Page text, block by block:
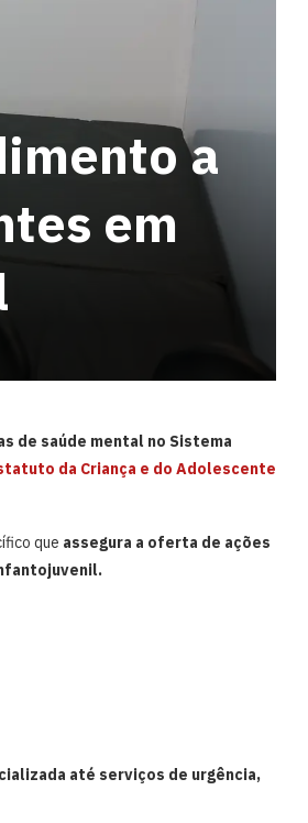
a
em
de saúde mental no Sistema
da Criança e do Adolescente
que assegura a oferta de ações
até serviços de urgência,